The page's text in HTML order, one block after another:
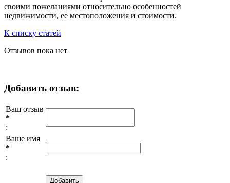
своими пожеланиями относительно особенностей
недвижимости, ее местоположения и стоимости.
К списку статей
Отзывов пока нет
Добавить отзыв:
Ваш отзыв
*
:
Ваше имя
*
: